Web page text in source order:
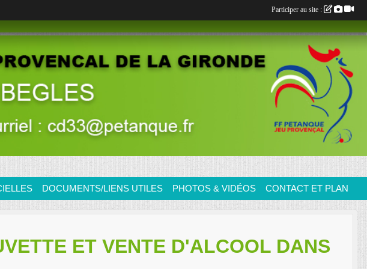
DOCUMENTS/LIENS UTILES PHOTOS & VIDÉOS CONTACT ET PLAN
ET VENTE D'ALCOOL DANS
Participer au site :